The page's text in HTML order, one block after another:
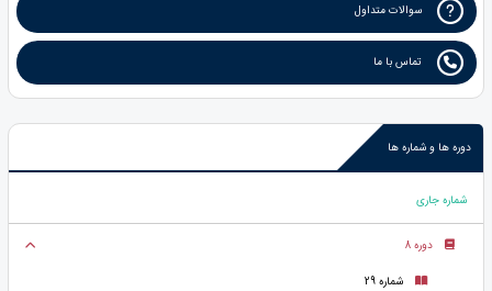
سوالات متداول
تماس با ما
دوره ها و شماره ها
شماره جاری
دوره 8
شماره 29